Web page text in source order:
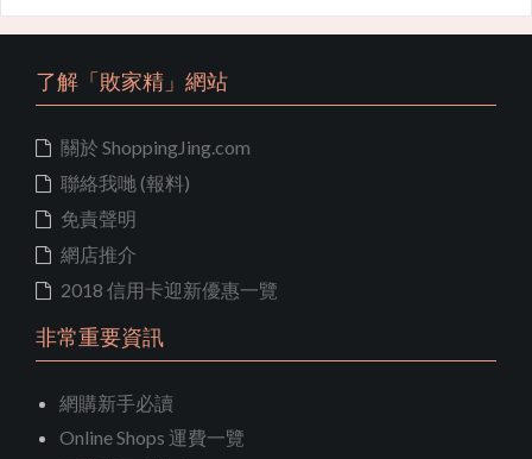
了解「敗家精」網站
關於 ShoppingJing.com
聯絡我哋 (報料)
免責聲明
網店推介
2018 信用卡迎新優惠一覽
非常重要資訊
網購新手必讀
Online Shops 運費一覽